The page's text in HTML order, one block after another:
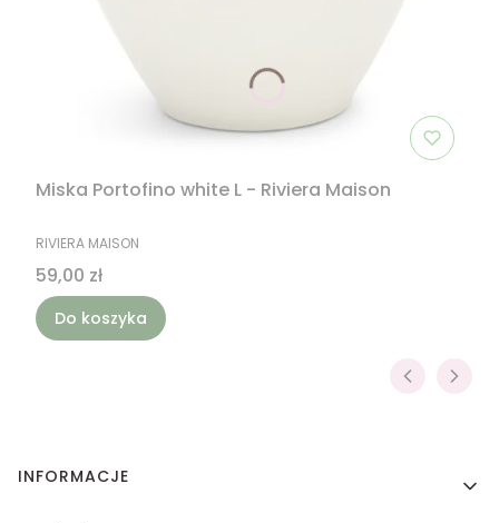
Miska Portofino white L - Riviera Maison
PRODUCENT
RIVIERA MAISON
Cena
59,00 zł
Do koszyka
Linki w stopce
INFORMACJE